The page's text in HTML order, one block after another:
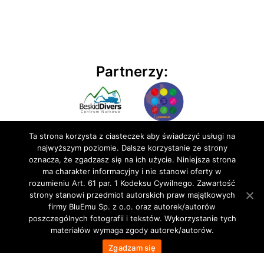
Partnerzy:
© 2020 BluEmu sp. z o.o. Wszelkie prawa zastrzeżone
Ta strona korzysta z ciasteczek aby świadczyć usługi na
najwyższym poziomie. Dalsze korzystanie ze strony
oznacza, że zgadzasz się na ich użycie. Niniejsza strona
ma charakter informacyjny i nie stanowi oferty w
rozumieniu Art. 61 par. 1 Kodeksu Cywilnego. Zawartość
strony stanowi przedmiot autorskich praw majątkowych
firmy BluEmu Sp. z o.o. oraz autorek/autorów
poszczególnych fotografii i tekstów. Wykorzystanie tych
materiałów wymaga zgody autorek/autorów.
Zgadzam się